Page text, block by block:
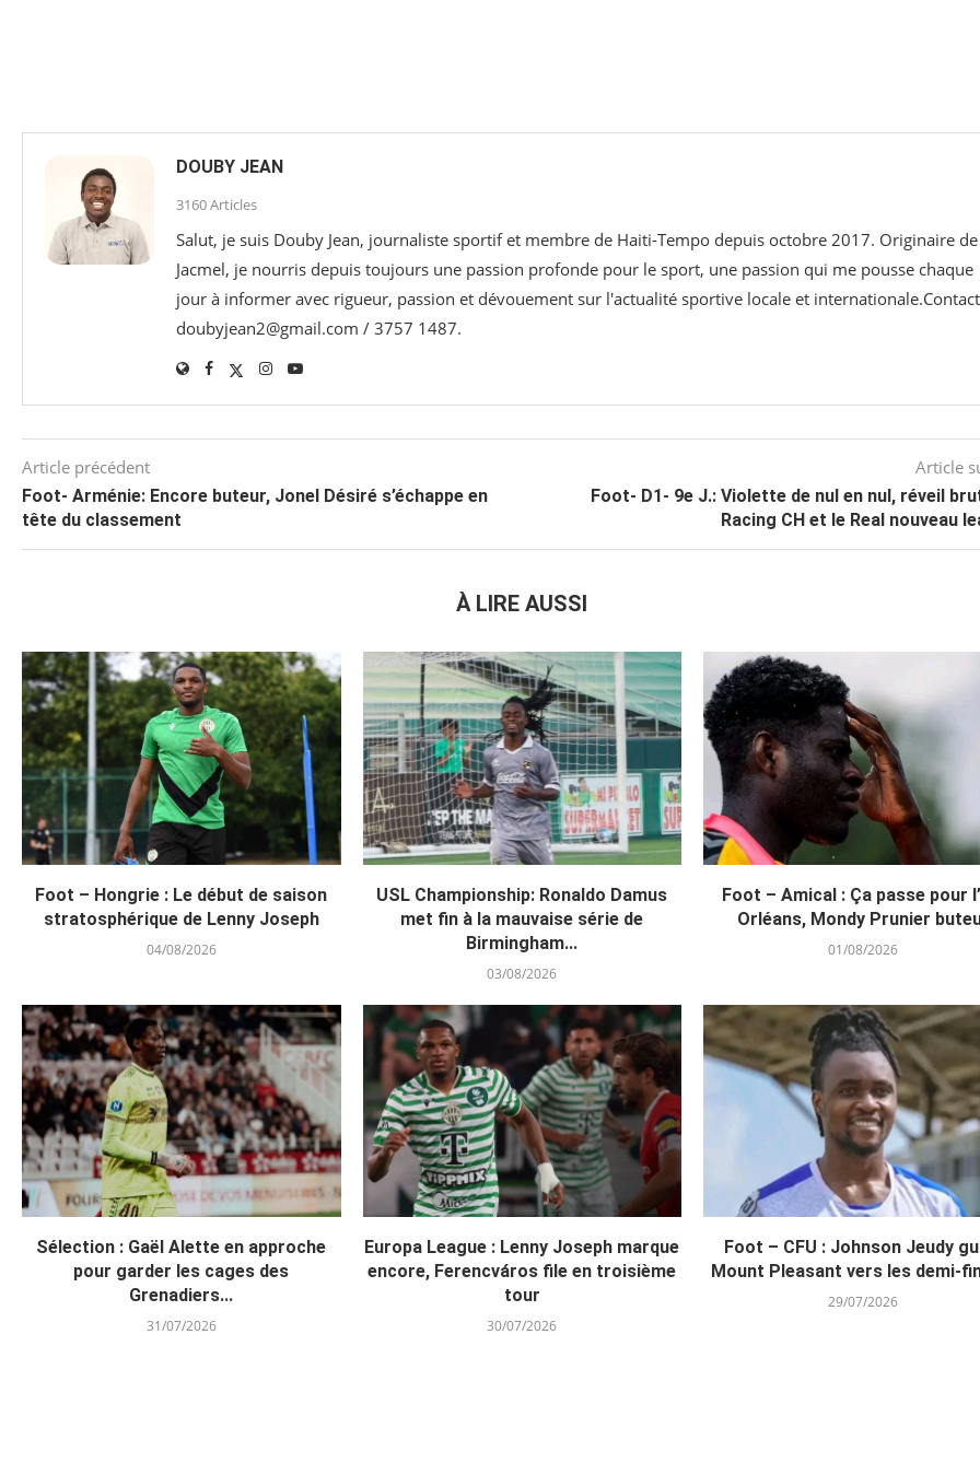
DOUBY JEAN
3160 Articles
Salut, je suis Douby Jean, journaliste sportif et membre de Haiti-Tempo depuis octobre 2017. Originaire de
Jacmel, je nourris depuis toujours une passion profonde pour le sport, une passion qui me pousse chaque
jour à informer avec rigueur, passion et dévouement sur l'actualité sportive locale et
doubyjean2@gmail.com / 3757 1487.
Article précédent
Foot- Arménie: Encore buteur, Jonel Désiré s’échappe en
tête du classement
Article
Foot- D1- 9e J.: Violette de nul en nul, réveil
Racing CH et le Real nouveau
À LIRE AUSSI
Foot – Hongrie : Le début de saison
stratosphérique de Lenny Joseph
04/08/2026
USL Championship: Ronaldo Damus
met fin à la mauvaise série de
Birmingham...
03/08/2026
Foot – Amical : Ça passe pour
Orléans, Mondy Prunier
01/08/2026
Sélection : Gaël Alette en approche
pour garder les cages des
Grenadiers...
31/07/2026
Europa League : Lenny Joseph marque
encore, Ferencváros file en troisième
tour
30/07/2026
Foot – CFU : Johnson Jeudy
Mount Pleasant vers les demi-
29/07/2026